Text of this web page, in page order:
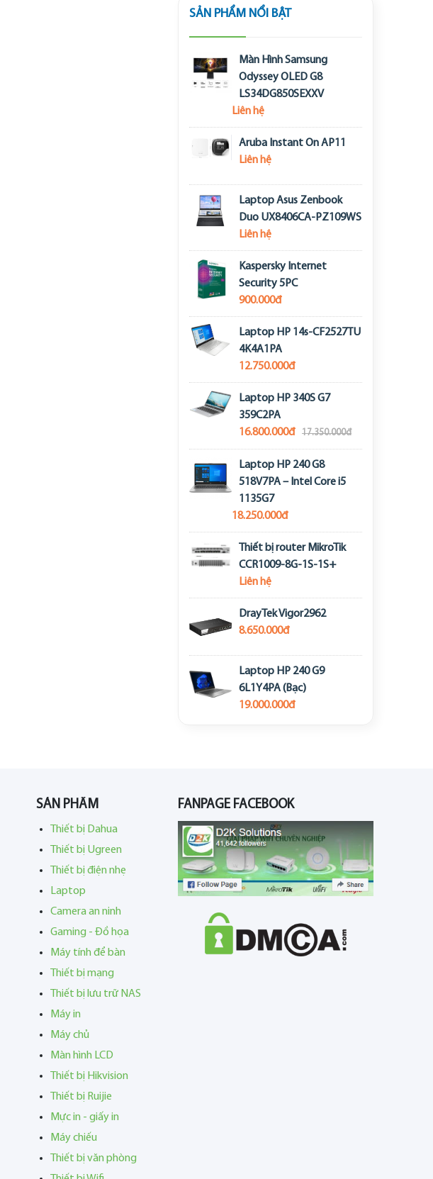
SẢN PHẨM NỔI BẬT
Màn Hình Samsung
Odyssey OLED G8
LS34DG850SEXXV
Liên hệ
Aruba Instant On AP11
Liên hệ
Laptop Asus Zenbook
Duo UX8406CA-PZ109WS
Liên hệ
Kaspersky Internet
Security 5PC
900.000đ
Laptop HP 14s-CF2527TU
4K4A1PA
12.750.000đ
Laptop HP 340S G7
359C2PA
16.800.000đ
17.350.000đ
Laptop HP 240 G8
518V7PA – Intel Core i5
1135G7
18.250.000đ
Thiết bị router MikroTik
CCR1009-8G-1S-1S+
Liên hệ
DrayTek Vigor2962
8.650.000đ
Laptop HP 240 G9
6L1Y4PA (Bạc)
19.000.000đ
SẢN PHẨM
Thiết bị Dahua
Thiết bị Ugreen
Thiết bị điện nhẹ
Laptop
Camera an ninh
Gaming - Đồ họa
Máy tính để bàn
Thiết bị mạng
Thiết bị lưu trữ NAS
Máy in
Máy chủ
Màn hình LCD
Thiết bị Hikvision
Thiết bị Ruijie
Mực in - giấy in
Máy chiếu
Thiết bị văn phòng
FANPAGE FACEBOOK